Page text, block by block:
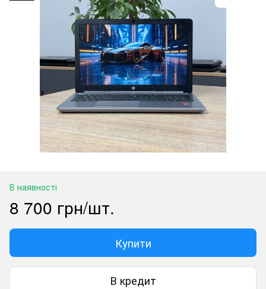
В наявності
8 700 грн/шт.
Купити
В кредит